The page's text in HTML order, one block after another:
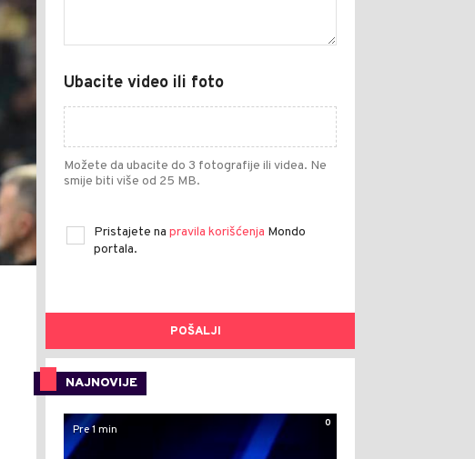
Ubacite video ili foto
Možete da ubacite do 3 fotografije ili videa. Ne
smije biti više od 25 MB.
Pristajete na pravila korišćenja Mondo
portala.
POŠALJI
NAJNOVIJE
0
Pre 1 min